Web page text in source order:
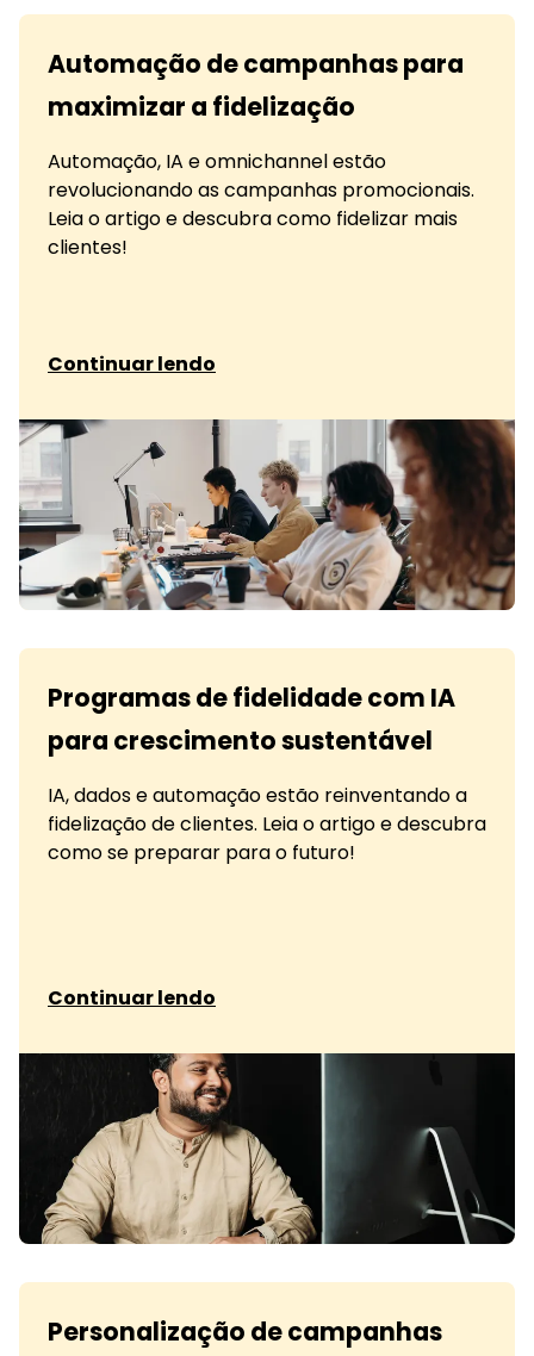
Automação de campanhas para
maximizar a fidelização
Automação, IA e omnichannel estão
revolucionando as campanhas promocionais.
Leia o artigo e descubra como fidelizar mais
clientes!
Continuar lendo
Programas de fidelidade com IA
para crescimento sustentável
IA, dados e automação estão reinventando a
fidelização de clientes. Leia o artigo e descubra
como se preparar para o futuro!
Continuar lendo
Personalização de campanhas